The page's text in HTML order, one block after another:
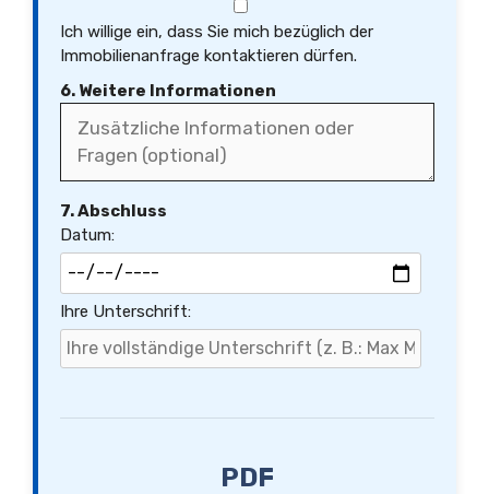
Ich willige ein, dass Sie mich bezüglich der
Immobilienanfrage kontaktieren dürfen.
6. Weitere Informationen
7. Abschluss
Datum:
Ihre Unterschrift:
PDF